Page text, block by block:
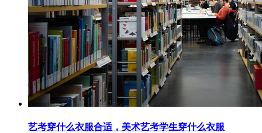
艺考穿什么衣服合适，美术艺考学生穿什么衣服